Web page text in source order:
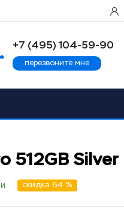
+7 (495) 104-59-90
перезвоните мне
512GB Silver
скидка 64 %